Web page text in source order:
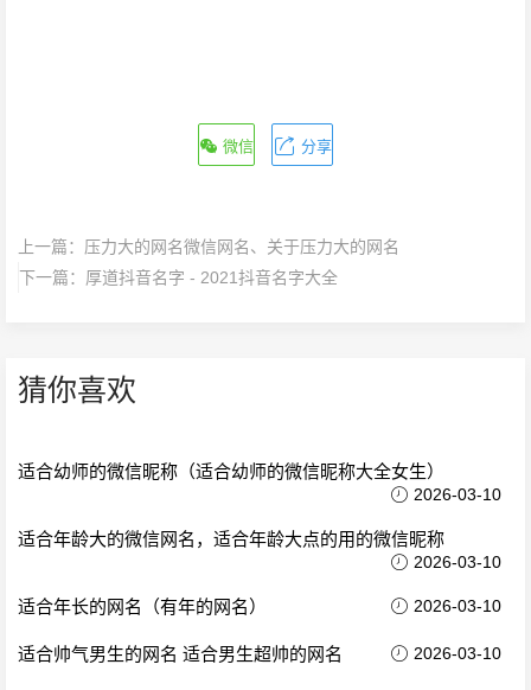
微信 分享
上一篇： 压力大的网名微信网名、关于压力大的网名
下一篇： 厚道抖音名字 - 2021抖音名字大全
猜你喜欢
适合幼师的微信昵称（适合幼师的微信昵称大全女生）
2026-03-10
适合年龄大的微信网名，适合年龄大点的用的微信昵称
2026-03-10
适合年长的网名（有年的网名） 2026-03-10
适合帅气男生的网名 适合男生超帅的网名 2026-03-10